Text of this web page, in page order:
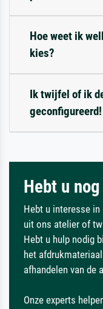
Hoe weet ik
kies?
Ik twijfel of ik
geconfigureerd!
Hebt u
Hebt u interesse in
uit ons atelier of
Hebt u hulp nodig
het
afhandelen van de
Onze experts